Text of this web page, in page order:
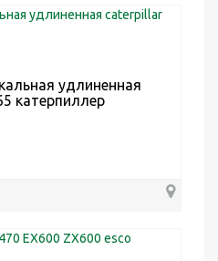
удлиненная
катерпиллер